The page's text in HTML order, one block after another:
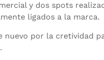
y dos spots
ligados a la marca.
nuevo por la cretividad